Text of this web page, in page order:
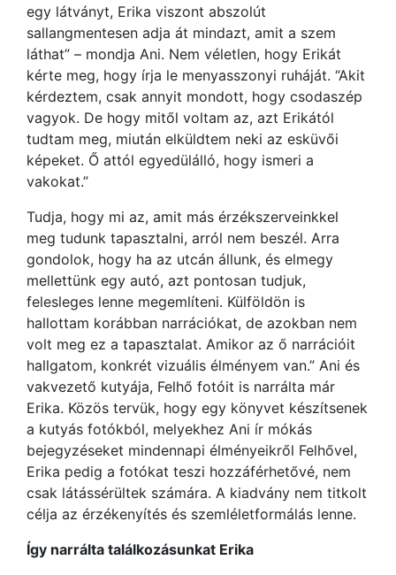
egy látványt, Erika viszont abszolút
sallangmentesen adja át mindazt, amit a szem
láthat” – mondja Ani. Nem véletlen, hogy Erikát
kérte meg, hogy írja le menyasszonyi ruháját. “Akit
kérdeztem, csak annyit mondott, hogy csodaszép
vagyok. De hogy mitől voltam az, azt Erikától
tudtam meg, miután elküldtem neki az esküvői
képeket. Ő attól egyedülálló, hogy ismeri a
vakokat.”
Tudja, hogy mi az, amit más érzékszerveinkkel
meg tudunk tapasztalni, arról nem beszél. Arra
gondolok, hogy ha az utcán állunk, és elmegy
mellettünk egy autó, azt pontosan tudjuk,
felesleges lenne megemlíteni. Külföldön is
hallottam korábban narrációkat, de azokban nem
volt meg ez a tapasztalat. Amikor az ő narrációit
hallgatom, konkrét vizuális élményem van.” Ani és
vakvezető kutyája, Felhő fotóit is narrálta már
Erika. Közös tervük, hogy egy könyvet készítsenek
a kutyás fotókból, melyekhez Ani ír mókás
bejegyzéseket mindennapi élményeikről Felhővel,
Erika pedig a fotókat teszi hozzáférhetővé, nem
csak látássérültek számára. A kiadvány nem titkolt
célja az érzékenyítés és szemléletformálás lenne.
Így narrálta találkozásunkat Erika